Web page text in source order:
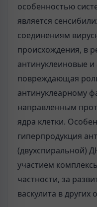
особенностью
является
соединениям
происхождения, в
антинуклеиновые и
повреждающая
антинуклеарному
направленным
ядра клетки.
гиперпродукция
(двухспиральной)
участием
частности, за
васкулита в других